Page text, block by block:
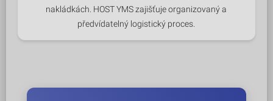
nakládkách. HOST YMS zajišťuje organizovaný a
předvídatelný logistický proces.